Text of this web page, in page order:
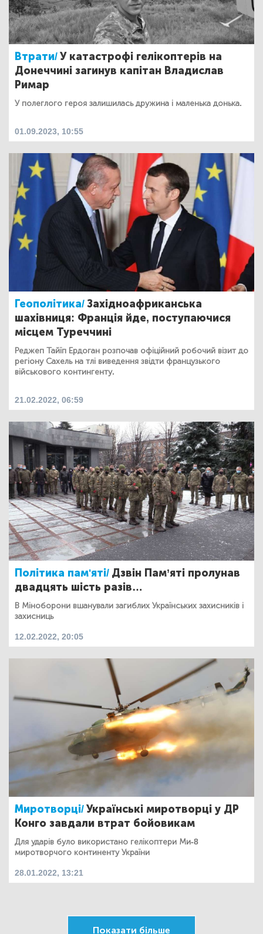
Втрати/У катастрофі гелікоптерів на
Донеччині загинув капітан Владислав
Римар
У полеглого героя залишилась дружина і маленька донька.
01.09.2023, 10:55
Геополітика/Західноафриканська
шахівниця: Франція йде, поступаючися
місцем Туреччині
Реджеп Тайїп Ердоган розпочав офіційний робочий візит до
регіону Сахель на тлі виведення звідти французького
військового контингенту.
21.02.2022, 06:59
Політика пам'яті/ Дзвін Пам’яті пролунав
двадцять шість разів…
В Міноборони вшанували загиблих Українських захисників і
захисниць
12.02.2022, 20:05
Миротворці/Українські миротворці у ДР
Конго завдали втрат бойовикам
Для ударів було використано гелікоптери Ми-8
миротворчого континенту України
28.01.2022, 13:21
Показати більше